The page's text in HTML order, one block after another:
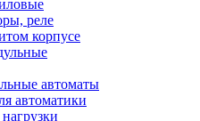
реле
корпусе
автоматы
автоматики